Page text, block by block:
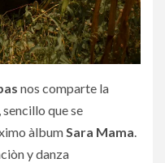
nos comparte la
, sencillo que se
àlbumSara Mama.
y danza